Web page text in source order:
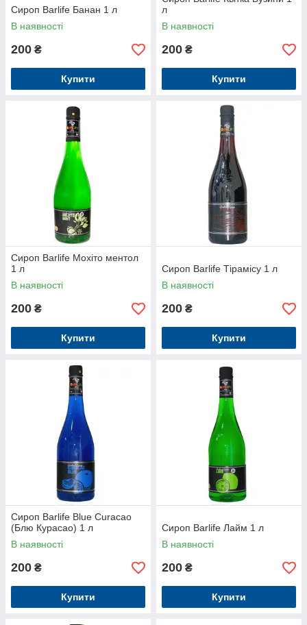
Сироп Barlife Банан 1 л
В наявності
200 ₴
Купити
л
В наявності
200 ₴
Купити
Сироп Barlife Мохіто ментол
1 л
В наявності
200 ₴
Купити
Сироп Barlife Тірамісу 1 л
В наявності
200 ₴
Купити
Сироп Barlife Blue Curacao
(Блю Курасао) 1 л
В наявності
200 ₴
Купити
Сироп Barlife Лайм 1 л
В наявності
200 ₴
Купити